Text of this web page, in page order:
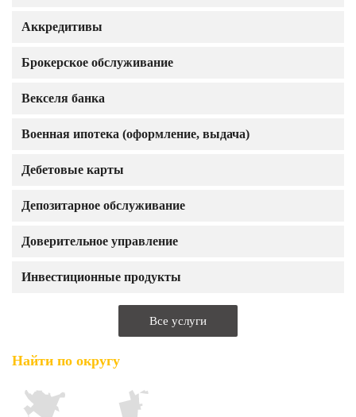
Аккредитивы
Брокерское обслуживание
Векселя банка
Военная ипотека (оформление, выдача)
Дебетовые карты
Депозитарное обслуживание
Доверительное управление
Инвестиционные продукты
Все услуги
Найти по округу